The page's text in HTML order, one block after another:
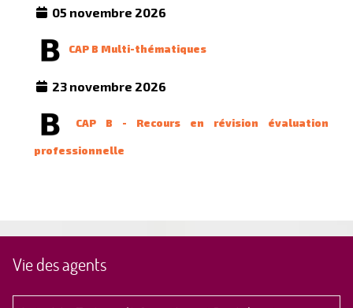
05 novembre 2026
CAP B Multi-thématiques
23 novembre 2026
CAP B - Recours en révision évaluation
professionnelle
Vie des agents